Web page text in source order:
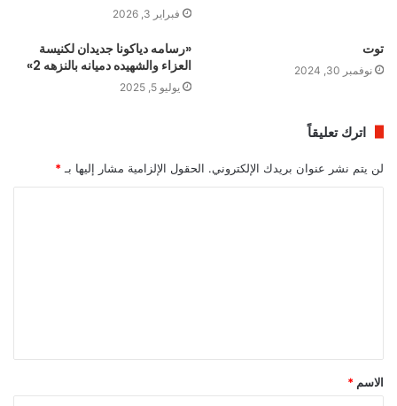
فبراير 3, 2026
توت
نوفمبر 30, 2024
«رسامه دياكونا جديدان لكنيسة
العزاء والشهيده دميانه بالنزهه 2»
يوليو 5, 2025
اترك تعليقاً
لن يتم نشر عنوان بريدك الإلكتروني. الحقول الإلزامية مشار إليها بـ *
ق
*
الاسم *